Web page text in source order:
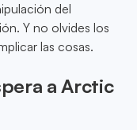
del
Y no olvides los
las cosas.
a Arctic